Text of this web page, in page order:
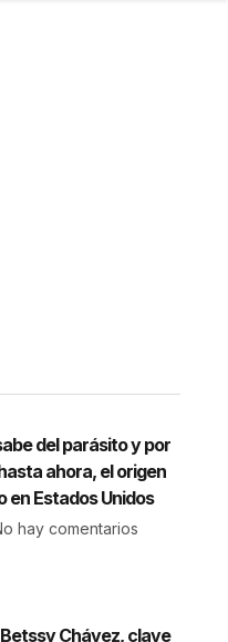
del parásito y por
ahora, el origen
en Estados Unidos
hay comentarios
Chávez, clave